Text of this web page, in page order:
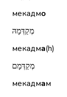
мекадмо
מְקַדְּמָהּ
мекадма(h)
מְקַדְּמָם
мекадмам